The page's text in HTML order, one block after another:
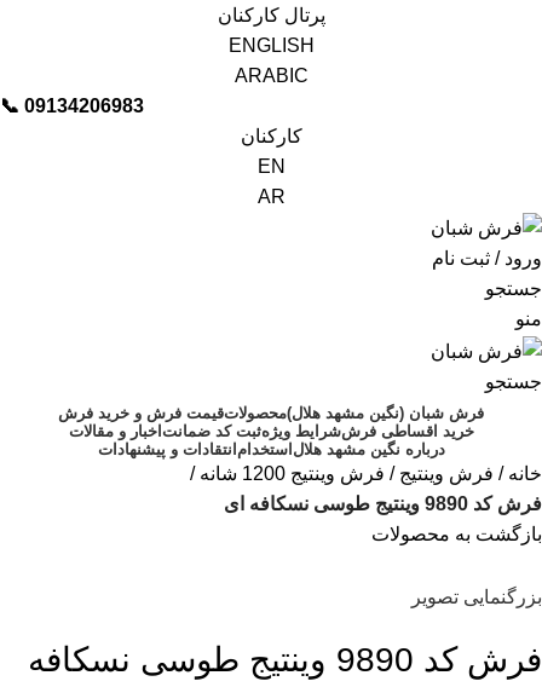
پرتال کارکنان
ENGLISH
ARABIC
📞︁ 09134206983
کارکنان
EN
AR
ورود / ثبت نام
جستجو
منو
جستجو
فرش شبان (نگین مشهد هلال)محصولاتقیمت فرش و خرید فرش
خرید اقساطی فرششرایط ویژهثبت کد ضمانتاخبار و مقالات
درباره نگین مشهد هلالاستخدامانتقادات و پیشنهادات
خانه فرش وینتیج
فرش وینتیج 1200 شانه
فرش کد 9890 وینتیج طوسی نسکافه ای
بازگشت به محصولات
بزرگنمایی تصویر
فرش کد 9890 وینتیج طوسی نسکافه